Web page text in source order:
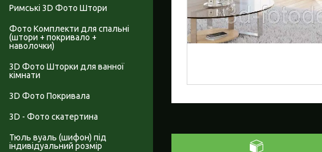
Римські 3D Фото Штори
Фото Комплекти для спальні
(штори + покривало +
наволочки)
3D Фото Шторки для ванної
кімнати
3D Фото Покривала
3D - Фото скатертина
Тюль вуаль (шифон) під
індивідуальний розмір